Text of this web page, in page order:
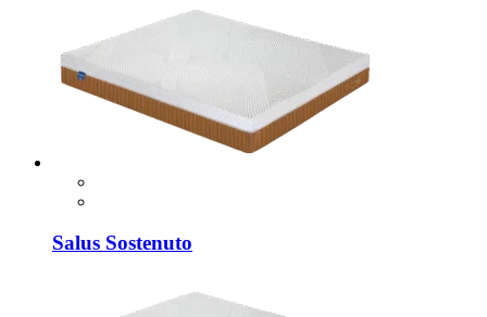
Salus Sostenuto